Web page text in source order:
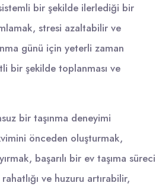
bir şekilde ilerlediği bir
stresi azaltabilir ve
günü için yeterli zaman
bir şekilde toplanması ve
bir taşınma deneyimi
önceden oluşturmak,
başarılı bir ev taşıma süreci
ve huzuru artırabilir,